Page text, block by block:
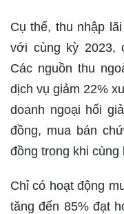
Cụ thể, thu nhập
với cùng kỳ 2023,
Các nguồn thu
dịch vụ giảm 22%
doanh ngoại hối
đồng, mua bán
đồng trong khi cùng
Chỉ có hoạt động
tăng đến 85% đạt